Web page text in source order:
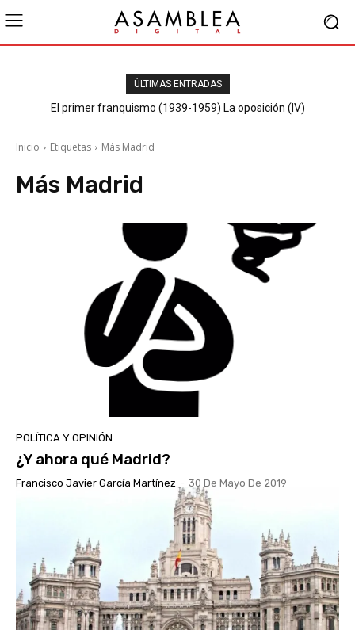
ÚLTIMAS ENTRADAS
El primer franquismo (1939-1959) La oposición (IV)
Inicio Etiquetas Más Madrid
Más Madrid
POLÍTICA Y OPINIÓN
¿Y ahora qué Madrid?
Francisco Javier García Martínez - 30 De Mayo De 2019